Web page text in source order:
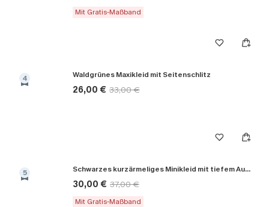
Mit Gratis-Maßband
4 Waldgrünes Maxikleid mit Seitenschlitz
26,00 € 33,00 €
5 Schwarzes kurzärmeliges Minikleid mit tiefem Ausschnitt
30,00 € 37,00 €
Mit Gratis-Maßband